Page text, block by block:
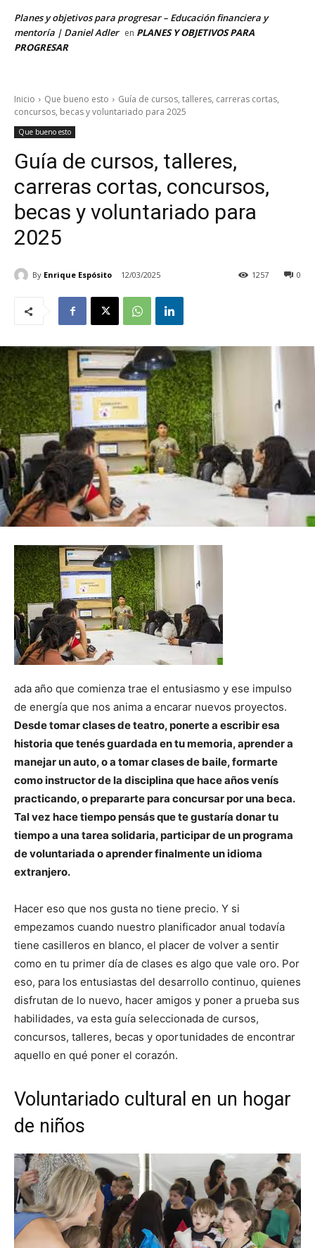
Planes y objetivos para progresar – Educación financiera y
mentoría | Daniel Adler en PLANES Y OBJETIVOS PARA
PROGRESAR